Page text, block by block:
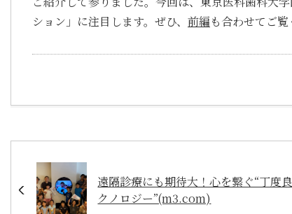
ション」に注目します。ぜひ、 前編も合わせてご覧
遠隔診療にも期待大！心を繋ぐ“丁度
クノロジー”(m3.com)